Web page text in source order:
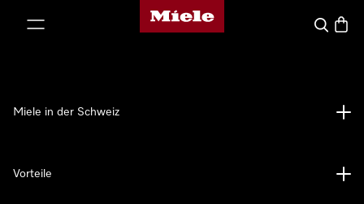
Miele-Homepage
Suche
Miele in der Schweiz
Vorteile